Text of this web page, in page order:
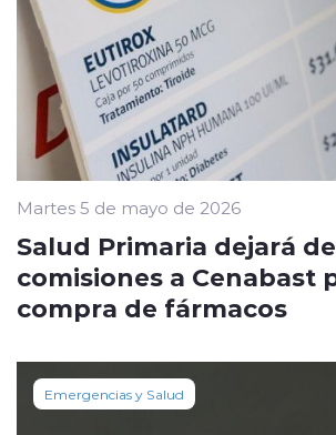
Martes 5 de mayo de 2026
Salud Primaria dejará
comisiones a Cenabast
compra de fármacos
Emergencias y Salud